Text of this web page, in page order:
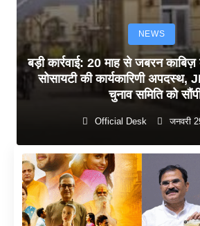
NEWS
बड़ी कार्रवाई: 20 माह से जबरन
सोसायटी की कार्यकारिणी अपदस्थ,
चुनाव समिति को
Official Desk जनवरी